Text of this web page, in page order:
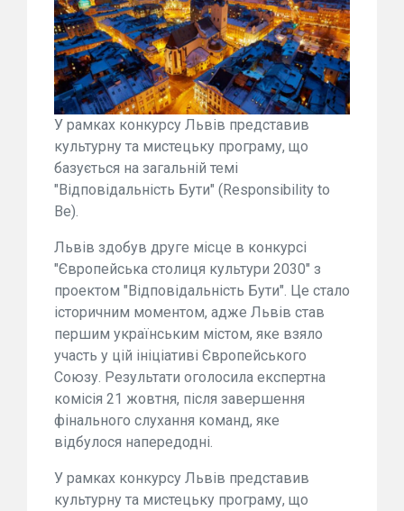
У рамках конкурсу Львів представив
культурну та мистецьку програму, що
базується на загальній темі
"Відповідальність Бути" (Responsibility to
Be).
Львів здобув друге місце в конкурсі
"Європейська столиця культури 2030" з
проектом "Відповідальність Бути". Це стало
історичним моментом, адже Львів став
першим українським містом, яке взяло
участь у цій ініціативі Європейського
Союзу. Результати оголосила експертна
комісія 21 жовтня, після завершення
фінального слухання команд, яке
відбулося напередодні.
У рамках конкурсу Львів представив
культурну та мистецьку програму, що